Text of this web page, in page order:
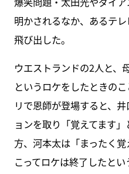
明かされるなか、あるテ
飛び出した。
ウエストランドの2人と、
というロケをしたときの
リで恩師が登場すると、
ョンを取り「覚えてます
方、河本太は「まったく
こってロケは終了したとい